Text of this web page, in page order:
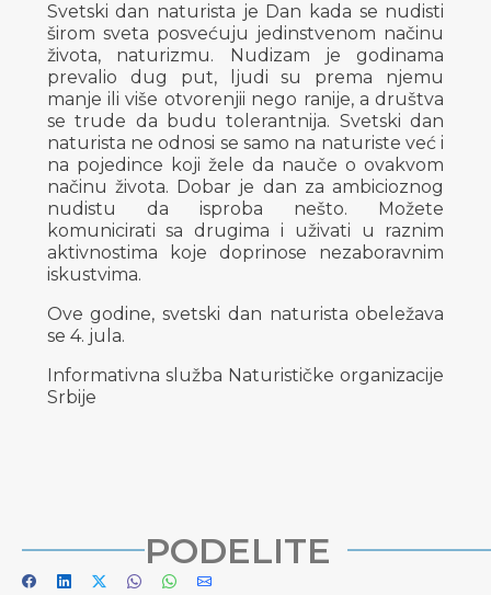
Svetski dan naturista je Dan kada se nudisti
širom sveta posvećuju jedinstvenom načinu
života, naturizmu. Nudizam je godinama
prevalio dug put, ljudi su prema njemu
manje ili više otvorenjii nego ranije, a društva
se trude da budu tolerantnija. Svetski dan
naturista ne odnosi se samo na naturiste već i
na pojedince koji žele da nauče o ovakvom
načinu života. Dobar je dan za ambicioznog
nudistu da isproba nešto. Možete
komunicirati sa drugima i uživati u raznim
aktivnostima koje doprinose nezaboravnim
iskustvima.
Ove godine, svetski dan naturista obeležava
se 4. jula.
Informativna služba Naturističke organizacije
Srbije
PODELITE